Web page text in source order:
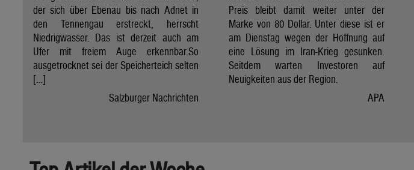
der sich über Ebenau bis nach Adnet in
den Tennengau erstreckt, herrscht
Niedrigwasser. Das ist derzeit auch am
Ufer mit freiem Auge erkennbar.So
ausgetrocknet sei der Speicherteich selten
[…]
Salzburger Nachrichten
Preis bleibt damit weiter unter der
Marke von 80 Dollar. Unter diese ist er
am Dienstag wegen der Hoffnung auf
eine Lösung im Iran-Krieg gesunken.
Seitdem warten Investoren auf
Neuigkeiten aus der Region.
APA